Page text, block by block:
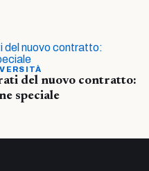
del nuovo contratto:
speciale